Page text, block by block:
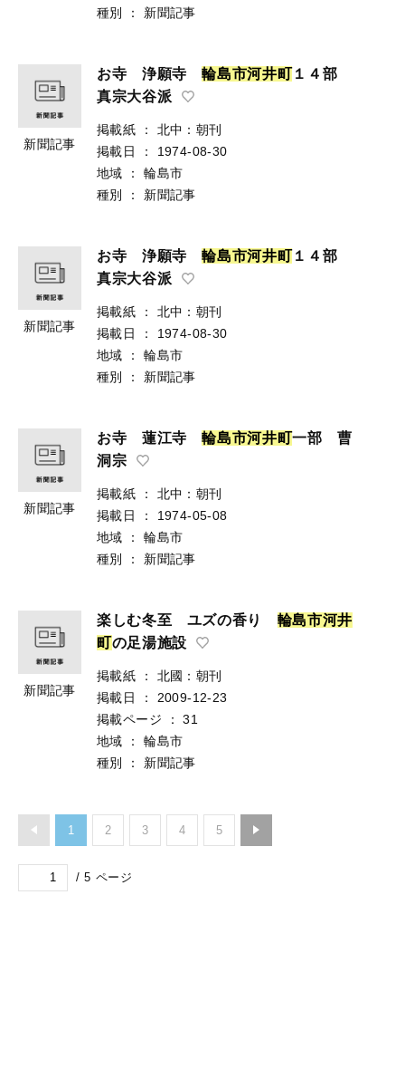
種別
： 新聞記事
新聞記事
お寺 浄願寺輪島市河井町１４部
真宗大谷派
掲載紙 ：
北中：朝刊
掲載日
：
1974-08-30
地域
：
輪島市
種別
： 新聞記事
新聞記事
お寺 浄願寺輪島市河井町１４部
真宗大谷派
掲載紙 ：
北中：朝刊
掲載日
：
1974-08-30
地域
：
輪島市
種別
： 新聞記事
新聞記事
お寺 蓮江寺輪島市河井町一部 曹
洞宗
掲載紙 ：
北中：朝刊
掲載日
：
1974-05-08
地域
：
輪島市
種別
： 新聞記事
新聞記事
楽しむ冬至 ユズの香り 輪島市河井
町の足湯施設
掲載紙 ：
北國：朝刊
掲載日
：
2009-12-23
掲載ページ
：
31
地域
：
輪島市
種別
： 新聞記事
1 2 3 4 5
/ 5 ページ